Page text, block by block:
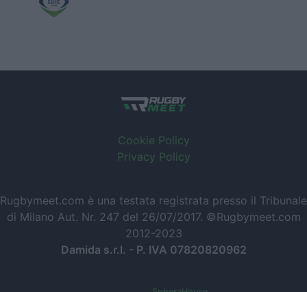
Cookie Policy
Privacy Policy
Rugbymeet.com è una testata registrata presso il Tribunale
di Milano Aut. Nr. 247 del 26/07/2017. ©Rugbymeet.com
2012-2023
Damida s.r.l. - P. IVA 07820820962